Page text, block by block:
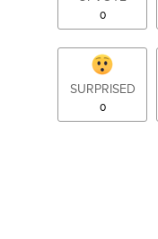
0
SURPRISED
0